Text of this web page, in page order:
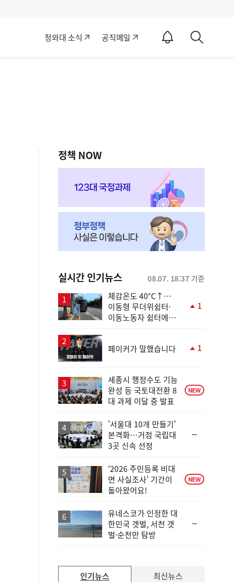
청와대 소식 공직메일
알
ON
세
정책 NOW
실시간 인기뉴스 08.07. 18:37 기준
체감온도 40°C↑…
이동형 무더위쉼터·
이동노동자 쉼터에서
1
페이커가 말했습니다 1
세종시 행정수도 기능
완성 등 국토대전환 8
대 과제 이달 중 발표
NEW
'서울대 10개 만들기'
본격화…거점 국립대
3곳 신속 선정
'2026 주민등록 비대
면 사실조사' 기간이
돌아왔어요!
NEW
유네스코가 인정한 대
한민국 갯벌, 서천 갯
벌·순천만 탐방
인기뉴스 최신뉴스